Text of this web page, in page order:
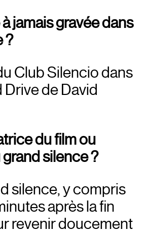
jamais gravée dans
?
Club Silencio dans
Drivede David
du film ou
silence ?
silence, y compris
après la fin
revenir doucement